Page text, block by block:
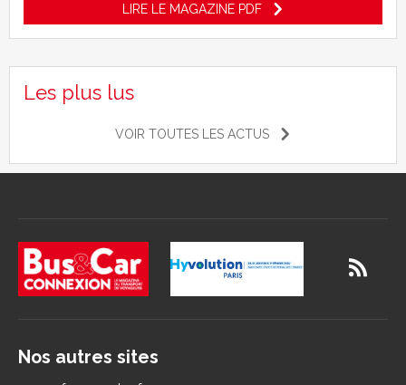
LIRE LE MAGAZINE PDF
Les plus lus
VOIR TOUTES LES ACTUS
Nos autres sites